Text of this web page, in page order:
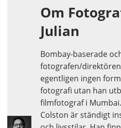
Om
Julian
Bombay-baserade
fotografen/direktören
egentligen ingen
fotografi utan han
filmfotograf i Mumbai.
Colston är ständigt